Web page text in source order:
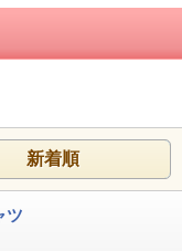
新着順
ツ